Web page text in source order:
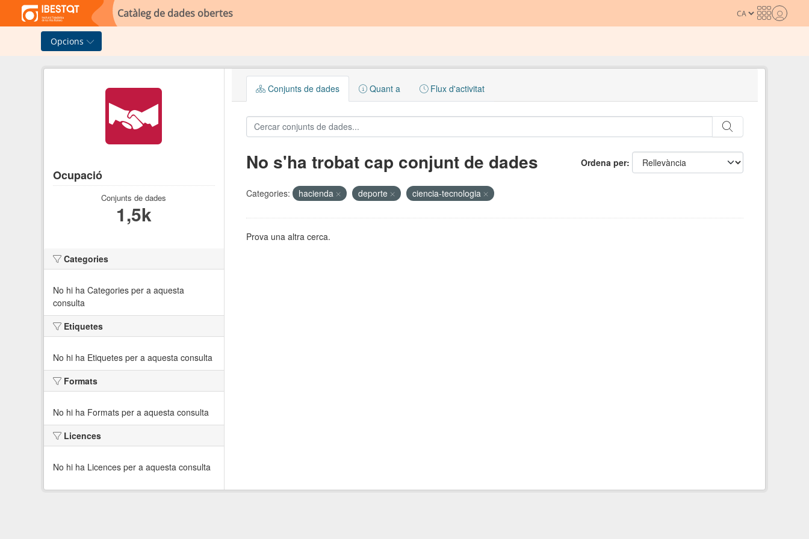
Skip to main content
Catàleg de dades obertes
Opcions
Ocupació
Conjunts de dades
1,5k
Categories
No hi ha Categories per a aquesta
consulta
Etiquetes
No hi ha Etiquetes per a aquesta consulta
Formats
No hi ha Formats per a aquesta consulta
Licences
No hi ha Licences per a aquesta consulta
Conjunts de dades Quant a Flux d'activitat
Ordena per
No s'ha trobat cap conjunt de dades
Categories: hacienda deporte ciencia-tecnologia
Prova una altra cerca.